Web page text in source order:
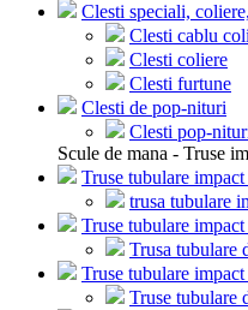
Clesti speciali,
Clesti cablu
Clesti coliere
Clesti furtune
Clesti de pop-nituri
Clesti pop-
Scule de mana - Truse
Truse tubulare
trusa tubulare
Truse tubulare
Trusa tubulare
Truse tubulare
Truse tubulare